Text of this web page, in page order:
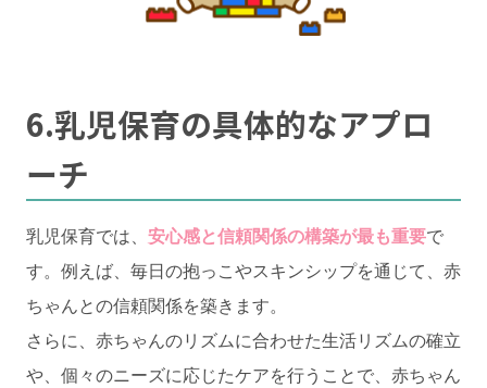
6.乳児保育の具体的なアプロ
ーチ
乳児保育では、 安心感と信頼関係の構築が最も重要で
す。例えば、毎日の抱っこやスキンシップを通じて、赤
ちゃんとの信頼関係を築きます。
さらに、赤ちゃんのリズムに合わせた生活リズムの確立
や、個々のニーズに応じたケアを行うことで、赤ちゃん